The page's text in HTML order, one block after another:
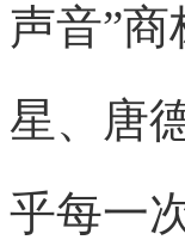
声音”
星、唐
乎每一